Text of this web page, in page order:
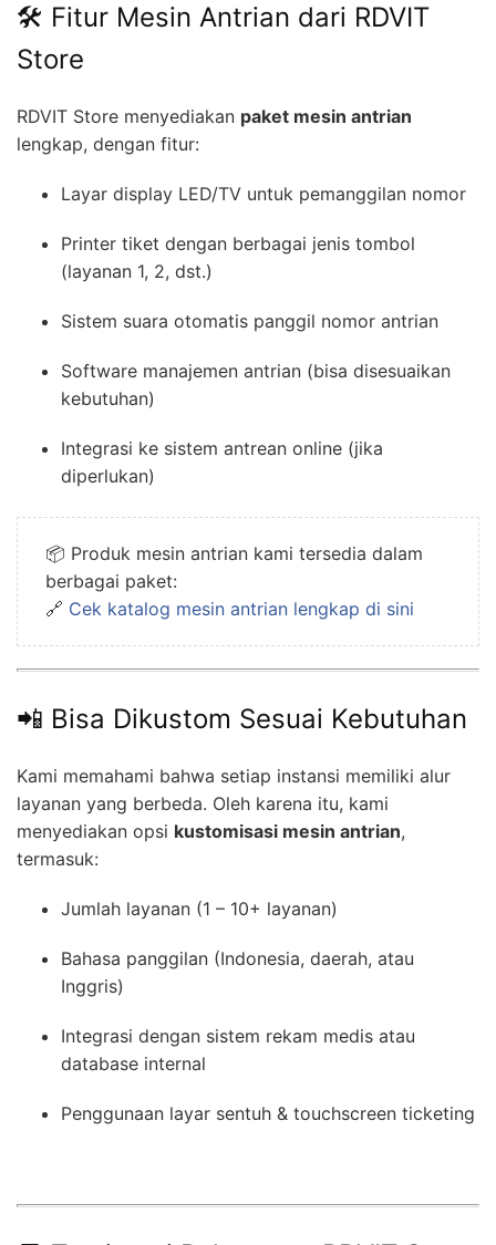
🛠️ Fitur Mesin Antrian dari RDVIT
Store
RDVIT Store menyediakan paket mesin antrian
lengkap, dengan fitur:
Layar display LED/TV untuk pemanggilan nomor
Printer tiket dengan berbagai jenis tombol
(layanan 1, 2, dst.)
Sistem suara otomatis panggil nomor antrian
Software manajemen antrian (bisa disesuaikan
kebutuhan)
Integrasi ke sistem antrean online (jika
diperlukan)
📦 Produk mesin antrian kami tersedia dalam
berbagai paket:
🔗 Cek katalog mesin antrian lengkap di sini
📲 Bisa Dikustom Sesuai Kebutuhan
Kami memahami bahwa setiap instansi memiliki alur
layanan yang berbeda. Oleh karena itu, kami
menyediakan opsi kustomisasi mesin antrian,
termasuk:
Jumlah layanan (1 – 10+ layanan)
Bahasa panggilan (Indonesia, daerah, atau
Inggris)
Integrasi dengan sistem rekam medis atau
database internal
Penggunaan layar sentuh & touchscreen ticketing